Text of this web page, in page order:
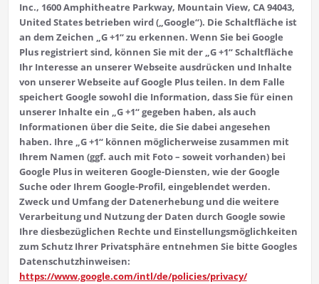
Inc., 1600 Amphitheatre Parkway, Mountain View, CA 94043,
United States betrieben wird („Google“). Die Schaltfläche ist
an dem Zeichen „G +1“ zu erkennen. Wenn Sie bei Google
Plus registriert sind, können Sie mit der „G +1“ Schaltfläche
Ihr Interesse an unserer Webseite ausdrücken und Inhalte
von unserer Webseite auf Google Plus teilen. In dem Falle
speichert Google sowohl die Information, dass Sie für einen
unserer Inhalte ein „G +1“ gegeben haben, als auch
Informationen über die Seite, die Sie dabei angesehen
haben. Ihre „G +1“ können möglicherweise zusammen mit
Ihrem Namen (ggf. auch mit Foto – soweit vorhanden) bei
Google Plus in weiteren Google-Diensten, wie der Google
Suche oder Ihrem Google-Profil, eingeblendet werden.
Zweck und Umfang der Datenerhebung und die weitere
Verarbeitung und Nutzung der Daten durch Google sowie
Ihre diesbezüglichen Rechte und Einstellungsmöglichkeiten
zum Schutz Ihrer Privatsphäre entnehmen Sie bitte Googles
Datenschutzhinweisen:
https://www.google.com/intl/de/policies/privacy/